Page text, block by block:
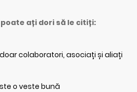
ați dori să le citiți:
colaboratori, asociați și aliați
o veste bună